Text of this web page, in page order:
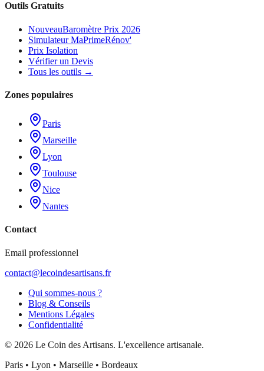
Outils Gratuits
NouveauBaromètre Prix 2026
Simulateur MaPrimeRénov'
Prix Isolation
Vérifier un Devis
Tous les outils →
Zones populaires
Paris
Marseille
Lyon
Toulouse
Nice
Nantes
Contact
Email professionnel
contact@lecoindesartisans.fr
Qui sommes-nous ?
Blog & Conseils
Mentions Légales
Confidentialité
© 2026 Le Coin des Artisans. L'excellence artisanale.
Paris • Lyon • Marseille • Bordeaux